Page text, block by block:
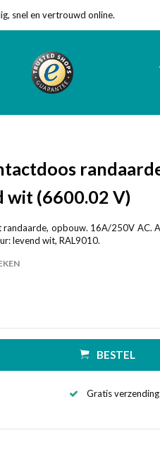
snel en vertrouwd online.
wit (6600.02 V)
opbouw. 16A/250V AC.
levend wit, RAL9010.
BESTEL
Gratis